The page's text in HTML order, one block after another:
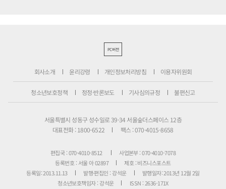
PC버전
회사소개 윤리강령 개인정보처리방침 이용자위원회
청소년보호정책 정정·반론보도 기사심의규정 불편신고
서울특별시 성동구 성수일로 39-34 서울숲더스페이스 12층
대표전화 : 1800-6522
팩스 : 070-4015-8658
편집국 : 070-4010-8512
사업본부 : 070-4010-7078
등록번호 : 서울 아 02897
제호 : 비즈니스포스트
등록일: 2013.11.13
발행·편집인 : 강석운
발행일자: 2013년 12월 2일
청소년보호책임자 : 강석운
ISSN : 2636-171X